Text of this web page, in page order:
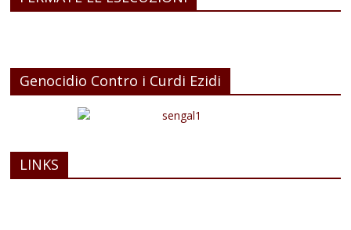
Genocidio Contro i Curdi Ezidi
LINKS